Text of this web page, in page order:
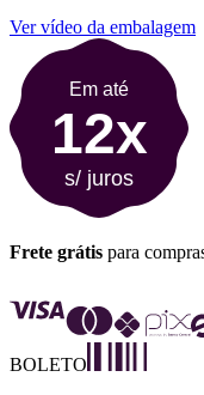
Ver vídeo da embalagem
Em até
12x
s/ juros
Frete grátis para
BOLETO